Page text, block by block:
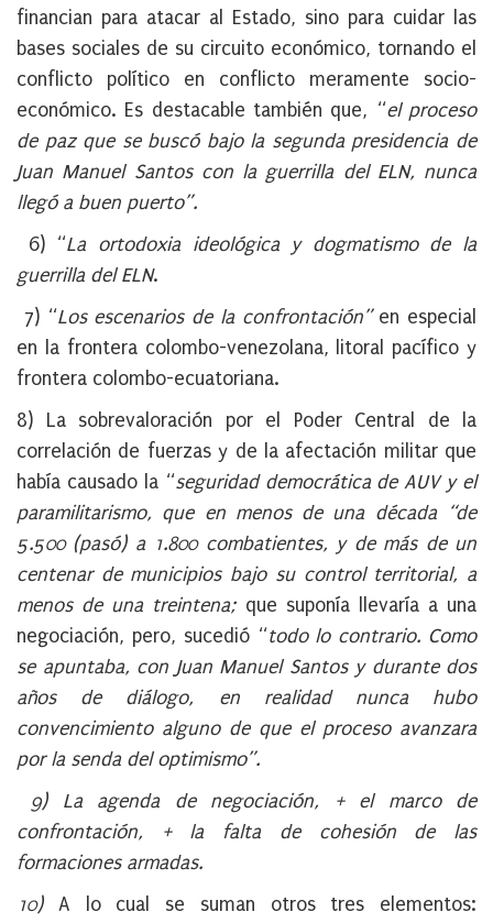
financian para atacar al Estado, sino para cuidar las
bases sociales de su circuito económico, tornando el
conflicto político en conflicto meramente socio-
económico. Es destacable también que, “el proceso
de paz que se buscó bajo la segunda presidencia de
Juan Manuel Santos con la guerrilla del ELN, nunca
llegó a buen puerto”.
6) “La ortodoxia ideológica y dogmatismo de la
guerrilla del ELN.
7) “Los escenarios de la confrontación”en especial
en la frontera colombo-venezolana, litoral pacífico y
frontera colombo-ecuatoriana.
8) La sobrevaloración por el Poder Central de la
correlación de fuerzas y de la afectación militar que
había causado la “seguridad democrática de AUV y el
paramilitarismo, que en menos de una década “de
5.500 (pasó) a 1.800 combatientes, y de más de un
centenar de municipios bajo su control territorial, a
menos de una treintena; que suponía llevaría a una
negociación, pero, sucedió “todo lo contrario. Como
se apuntaba, con Juan Manuel Santos y durante dos
años de diálogo, en realidad nunca hubo
convencimiento alguno de que el proceso avanzara
por la senda del optimismo”.
9) La agenda de negociación,
+el marco de
confrontación,
+la falta de cohesión de las
formaciones armadas.
10) A lo cual se suman otros tres elementos: